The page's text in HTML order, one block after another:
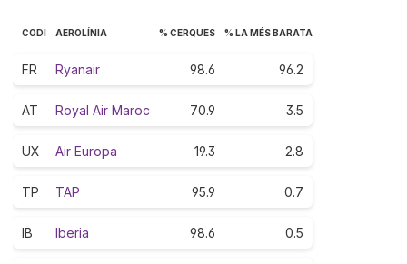
CODI AEROLÍNIA % CERQUES % LA MÉS BARATA
FR Ryanair 98.6 96.2
AT Royal Air Maroc 70.9 3.5
UX Air Europa 19.3 2.8
TP TAP 95.9 0.7
IB Iberia 98.6 0.5